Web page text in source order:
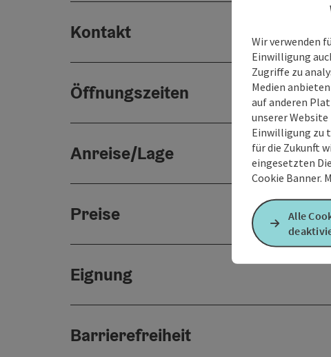
Kontakt
Öffnungszeiten
Anreise/Lage
Preise
Eignung
Barrierefreiheit
Wir verwenden
Einwilligung
Zugriffe zu
Medien
auf anderen
unserer
Einwilligung zu
für die Zukunft
eingesetzten
Cookie Banner.
Alle